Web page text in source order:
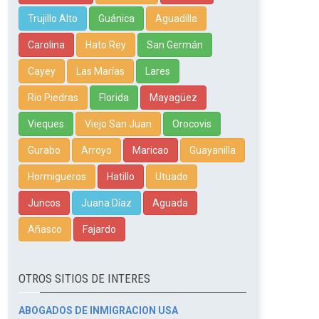
Trujillo Alto Guánica Aguadilla
Carolina Hato Rey San Germán
Cayey Las Marías Lares
Rio Piedras Florida Mayagüez
Vieques Viejo San Juan Orocovis
Gurabo Arroyo Maricao Guayanilla
Hormigueros Hatillo Utuado
Juncos Juana Díaz Aguada
Añasco Fajardo
OTROS SITIOS DE INTERES
ABOGADOS DE INMIGRACION USA